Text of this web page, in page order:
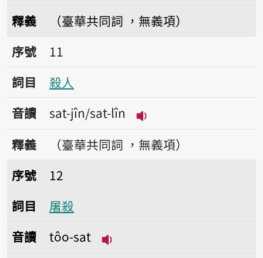
釋義
（臺華共同詞 ，無義項）
序號11殺人
序號
11
詞目
殺人
音讀
sat-jîn/sat-lîn
播放音讀sat-jîn/sat-lîn
釋義
（臺華共同詞 ，無義項）
序號12屠殺
序號
12
詞目
屠殺
音讀
tôo-sat